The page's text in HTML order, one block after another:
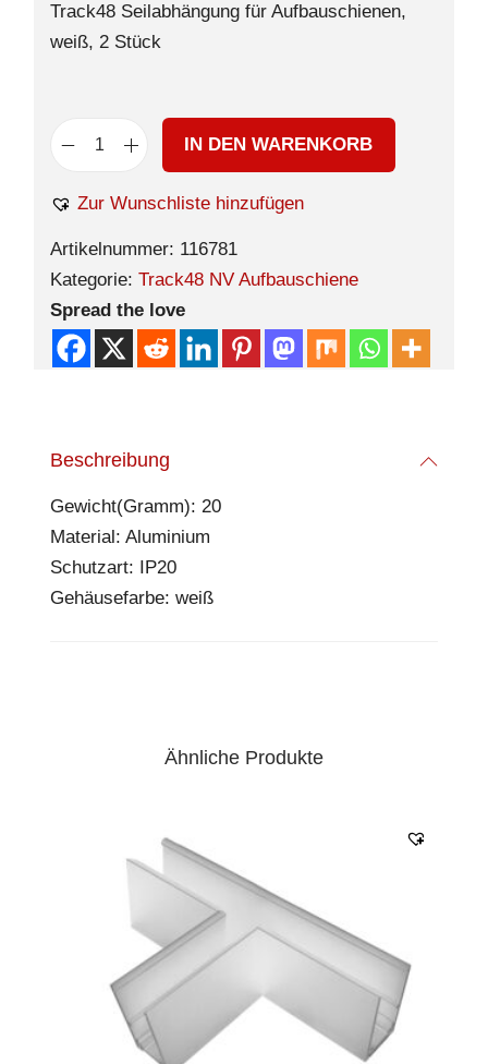
Track48 Seilabhängung für Aufbauschienen,
weiß, 2 Stück
IN DEN WARENKORB
Zur Wunschliste hinzufügen
Artikelnummer: 116781
Kategorie: Track48 NV Aufbauschiene
Spread the love
Beschreibung
Gewicht(Gramm): 20
Material: Aluminium
Schutzart: IP20
Gehäusefarbe: weiß
Ähnliche Produkte